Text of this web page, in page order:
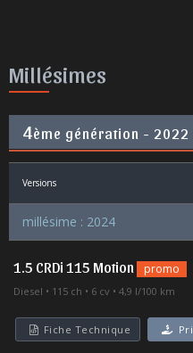
Millésimes
4ème génération -
Versions
millésime : 2024
1.5 CRDi 115 Motion promo
Diesel 115 ch 6 cv 4,9 l/100 km
Fiche Technique